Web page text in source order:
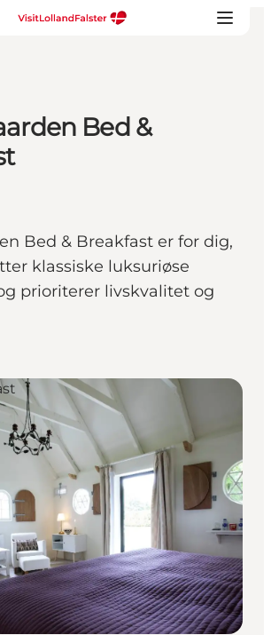
ferie
Bed &
Bed & Breakfast er for dig,
klassiske luksuriøse
prioriterer livskvalitet og